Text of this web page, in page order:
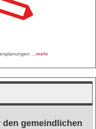
…mehr
gemeindlichen